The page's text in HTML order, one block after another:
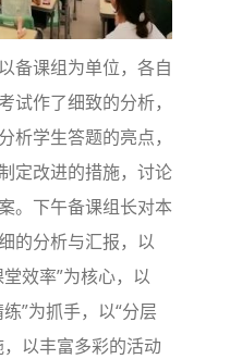
备课组为单位，各自
试作了细致的分析，
析学生答题的亮点，
定改进的措施，讨论
。下午备课组长对本
的分析与汇报，以
效率”为核心，以
”为抓手，以“分层
以丰富多彩的活动